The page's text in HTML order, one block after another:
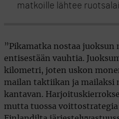
matkoille lähtee
”Pikamatka nostaa
entisestään vauhtia.
kilometri, joten uskon
mailan taktiikan ja mailaksi
kantavan.
mutta tuossa